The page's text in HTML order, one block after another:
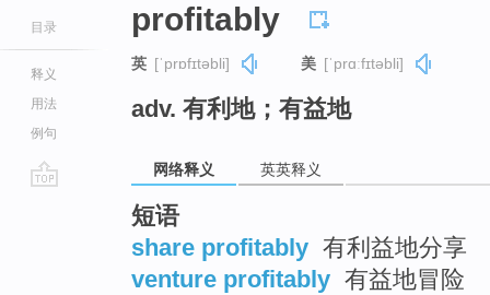
目录
释义
用法
例句
profitably
英 [ˈprɒfɪtəbli] 美 [ˈprɑːfɪtəbli]
adv. 有利地；有益地
网络释义 英英释义
短语
share profitably 有利益地分享
venture profitably 有益地冒险